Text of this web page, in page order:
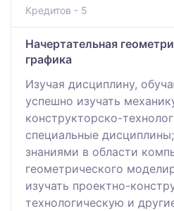
Кредитов - 5
Начертательная
графика
Изучая дисциплину,
успешно изучать
конструкторско-
специальные
знаниями в области
геометрического
изучать проектно-
технологическую и